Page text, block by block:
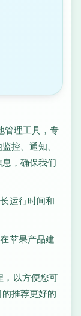
管理工具，专
控、通知、
，确保我们
运行时间和
苹果产品建
，以方便您可
推荐更好的